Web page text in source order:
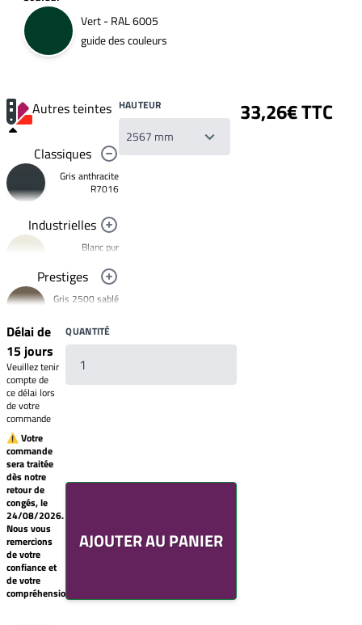
Vert - RAL 6005
guide des couleurs
Autres teintes
Classiques
Gris anthracite
R7016
Industrielles
Blanc pur
Noir foncé
R9005
signalisation
R1023
Rouge clair
R3020
Prestiges
Gris 2500 sablé
Bronze 2525
Mars 2525
Sablé
Starlight 2525
Gris 2900 Sablé
YW355F
Noir 2200
HAUTEUR 33,26€ TTC
Délai de
15 jours
Veuillez tenir
compte de
ce délai lors
de votre
commande
⚠ Votre
commande
sera traitée
dès notre
retour de
congés, le
24/08/2026.
Nous vous
remercions
de votre
confiance et
de votre
compréhension.
QUANTITÉ
AJOUTER AU PANIER
Votre
liste
de
souhaits
Un
produit
0,00€
Créer
une
nouvelle